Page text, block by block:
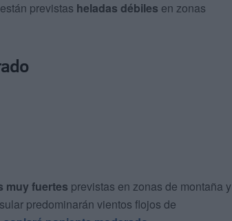
previstas heladas débiles en zonas
muy fuertes previstas en zonas de montaña y
predominarán vientos flojos de